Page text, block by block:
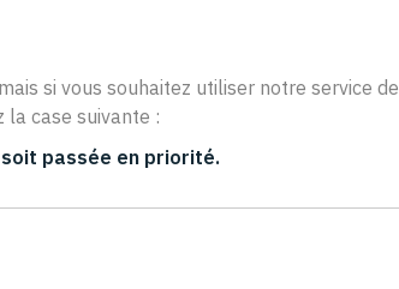
si vous souhaitez utiliser notre service de
la case suivante :
passée en priorité.